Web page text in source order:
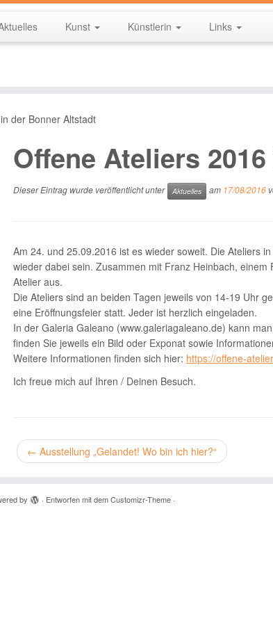
Kunst Künstlerin Links
der Bonner Altstadt
Offene Ateliers
Dieser Eintrag wurde veröffentlicht unter Aktuelles am 17/08/2016
Am 24. und 25.09.2016 ist es wieder soweit. Die Ateliers
wieder dabei sein. Zusammen mit Franz Heinbach,
Atelier aus.
Die Ateliers sind an beiden Tagen jeweils von 14-19 Uhr
eine Eröffnungsfeier statt. Jeder ist herzlich eingeladen.
In der Galeria Galeano (www.galeriagaleano.de) kann
finden Sie jeweils ein Bild oder Exponat sowie
Weitere Informationen finden sich hier: https://offene-
Ich freue mich auf Ihren / Deinen Besuch.
← Ausstellung „Gelandet! Wo bin ich hier?“
by · Entworfen mit demCustomizr-Theme ·